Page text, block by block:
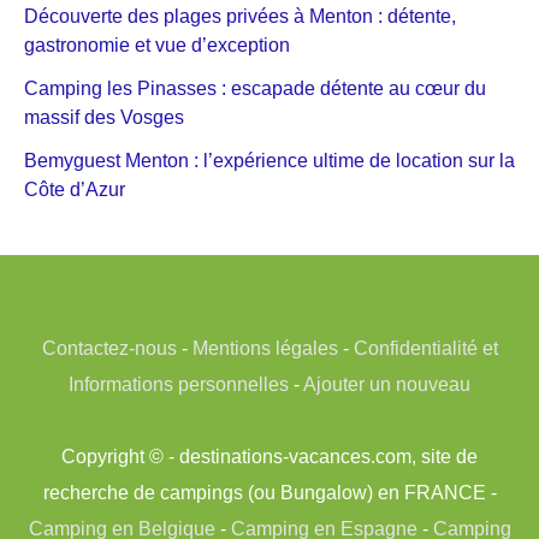
Découverte des plages privées à Menton : détente,
gastronomie et vue d’exception
Camping les Pinasses : escapade détente au cœur du
massif des Vosges
Bemyguest Menton : l’expérience ultime de location sur la
Côte d’Azur
Contactez-nous- Mentions légales- Confidentialité et
Informations personnelles -Ajouter un nouveau
Copyright © - destinations-vacances.com, site de
recherche de campings (ou Bungalow) en FRANCE -
Camping en Belgique- Camping en Espagne- Camping